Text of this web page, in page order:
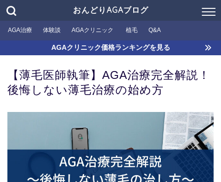
おんどりAGAブログ
AGA治療 体験談 AGAクリニック 植毛 Q&A
AGAクリニック価格ランキングを見る
【薄毛医師執筆】AGA治療完全解説！
後悔しない薄毛治療の始め方